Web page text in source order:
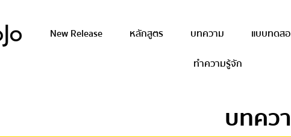
New Release หลักสูตร บทความ แบบทดส
ทำความรู้จัก
บทคว